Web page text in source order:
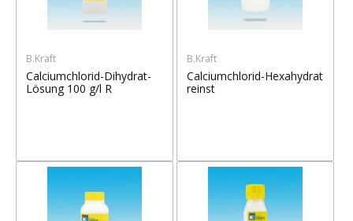
B.Kraft
Calciumchlorid-Dihydrat-
Lösung 100 g/l R
B.Kraft
Calciumchlorid-Hexahydrat
reinst